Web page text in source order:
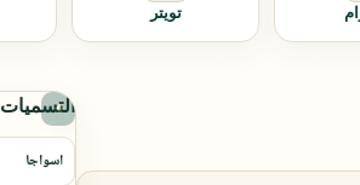
تويتر
التسميات